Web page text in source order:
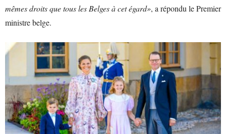
mêmes droits que tous les Belges à cet égard», a répondu le Premier
ministre belge.